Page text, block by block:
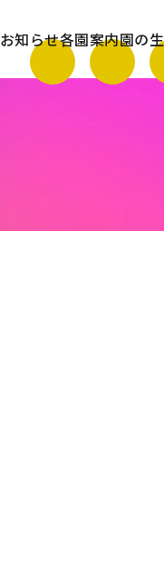
お知らせ各園案内園の